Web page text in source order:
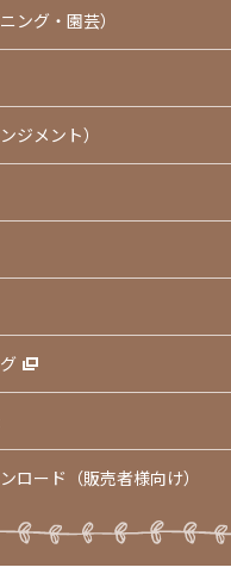
ング・園芸）
ジメント）
ロード（販売者様向け）